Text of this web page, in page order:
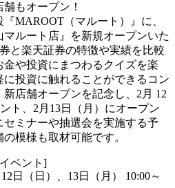
もオープン！
MAROOT（マルート）』に、
マルート店』を新規オープンいた
と楽天証券の特徴や実績を比較
や投資にまつわるクイズを楽
に投資に触れることができるコン
店舗オープンを記念し、2月 12
ト、2月13日（月）にオープン
ミナーや抽選会を実施する予
模様も取材可能です。
ベント]
日（日）、13日（月） 10:00～